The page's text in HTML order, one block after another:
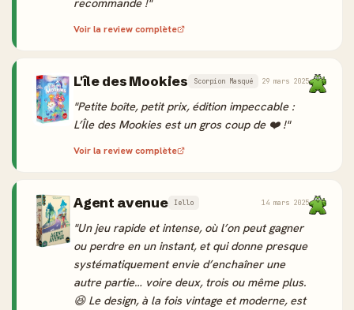
Voir la review complète
L'île des Mookies Scorpion Masqué 29 mars 2025
"Petite boîte, petit prix, édition impeccable :
L’Île des Mookies est un gros coup de ❤️ !"
Voir la review complète
Agent avenue Iello 14 mars 2025
"Un jeu rapide et intense, où l’on peut gagner
ou perdre en un instant, et qui donne presque
systématiquement envie d’enchaîner une
autre partie… voire deux, trois ou même plus.
😆 Le design, à la fois vintage et moderne, est